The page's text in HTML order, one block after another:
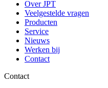
Over JPT
Veelgestelde vragen
Producten
Service
Nieuws
Werken bij
Contact
Contact